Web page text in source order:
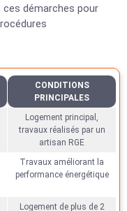
démarches pour
CONDITIONS
PRINCIPALES
Logement principal,
travaux réalisés par un
artisan RGE
Travaux améliorant la
performance énergétique
Logement de plus de 2